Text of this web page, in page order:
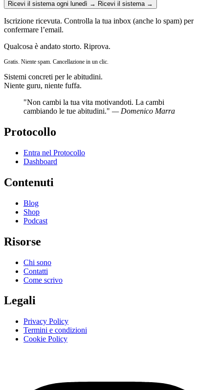
Ricevi il sistema ogni lunedì → Ricevi il sistema →
Iscrizione ricevuta. Controlla la tua inbox (anche lo spam) per
confermare l’email.
Qualcosa è andato storto. Riprova.
Gratis. Niente spam. Cancellazione in un clic.
Sistemi concreti per le abitudini.
Niente guru, niente fuffa.
"Non cambi la tua vita motivandoti. La cambi
cambiando le tue abitudini." — Domenico Marra
Protocollo
Entra nel Protocollo
Dashboard
Contenuti
Blog
Shop
Podcast
Risorse
Chi sono
Contatti
Come scrivo
Legali
Privacy Policy
Termini e condizioni
Cookie Policy